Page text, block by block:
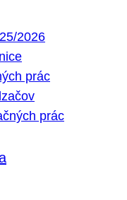
2026
prác
prác